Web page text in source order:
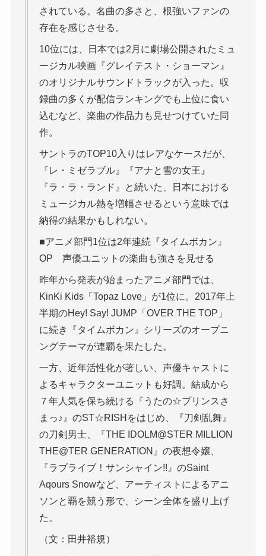
されている。名曲の多さと、根強いファンの
存在を感じさせる。
10位には、日本では2月に劇場公開されたミュ
ージカル映画『グレイテスト・ショーマン』
のオリジナルサウンドトラックが入った。収
録曲の多くが配信ランキングでも上位に食い
込むなど、楽曲の作品力も見せつけていた同
作。
サントラのTOP10入りはレアなケースだが、
『レ・ミゼラブル』『アナと雪の女王』
『ラ・ラ・ランド』と続いた、日本における
ミュージカル熱を増幅させるという意味では
納得の結果かもしれない。
■アニメ部門1位は2年連続『タイムボカン』
OP 声優ユニットの楽曲も強さを見せる
昨年から発表が始まったアニメ部門では、
KinKi Kids「Topaz Love」が1位に。2017年上
半期のHey! Say! JUMP「OVER THE TOP」
に続き『タイムボカン』シリーズのオープニ
ングテーマが連覇を果たした。
一方、近年活性化が著しい、声優キャストに
よるキャラクターユニットも好調。結成から
７年人気を保ち続ける『うたの☆プリンスさ
まっ♪』のST☆RISHをはじめ、『刀剣乱舞』
の刀剣男士、『THE IDOLM@STER MILLION
THE@TER GENERATION』の夜想令嬢、
『ラブライブ！サンシャイン!!』のSaint
Aqours Snowなど、アーティストによるアニ
ソンと覇を競う形で、シーン全体を盛り上げ
た。
（文：田井裕規）